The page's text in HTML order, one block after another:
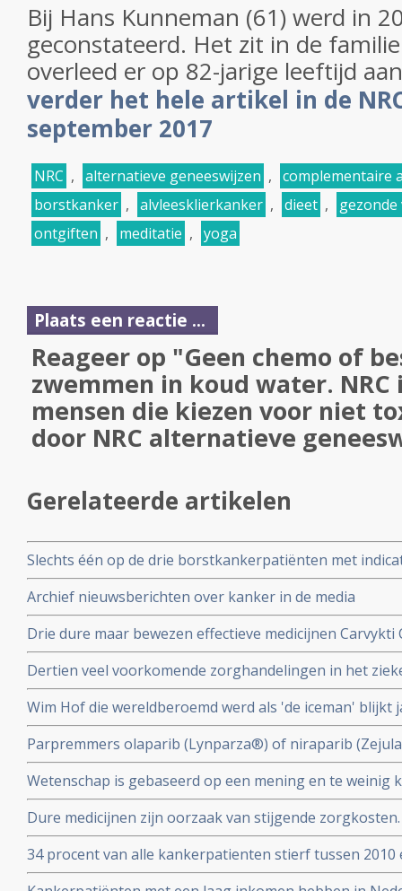
Bij Hans Kunneman (61) werd in
geconstateerd. Het zit in de
overleed er op 82-jarige leeftijd
verder het hele artikel in de
september 2017
NRC , alternatieve geneeswijzen , complementaire
borstkanker , alvleesklierkanker , dieet ,
ontgiften , meditatie , yoga
Plaats een reactie ...
Reageer op "Geen chemo of
zwemmen in koud water.
mensen die kiezen voor niet
door NRC alternatieve
Gerelateerde artikelen
Slechts één op de drie borstkankerpatiënten met
genprofieltest die onnodige chemotherapie kan
Archief nieuwsberichten over kanker in de media
Drie dure maar bewezen effectieve medicijnen
Enhertu Trastuzumab Deruxtecan en Xenpozyme
uit het basispakket omdat ze te duur zijn
Dertien veel voorkomende zorghandelingen in het
uit de richtlijnen omdat de effectiviteit niet bewezen is.
Wim Hof die wereldberoemd werd als 'de iceman' blijkt
geterroriseerd te hebben en wordt beschuldigd door
huiselijk geweld
Parpremmers olaparib (Lynparza®) of niraparib
borstkanker worden gedeeltelijk uit basisverzekering
Nederland
Wetenschap is gebaseerd op een mening en te weinig
collega's n.a.v. 30 diepte interviews met hoogleraren,
postdocs, assistenten in opleiding (PhD’ers) en
Dure medicijnen zijn oorzaak van stijgende
opsporingstechnieken zorgt voor meer
IKNL en RIVM
34 procent van alle kankerpatienten stierf tussen 2010
diagnose. Toch spreekt Integraal Kankercentrum